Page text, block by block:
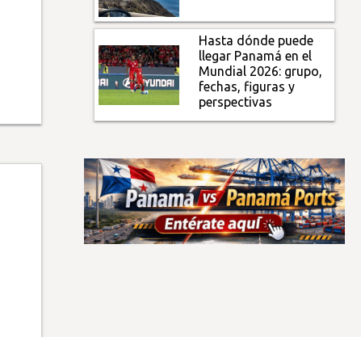
Hasta dónde puede
llegar Panamá en el
Mundial 2026: grupo,
fechas, figuras y
perspectivas